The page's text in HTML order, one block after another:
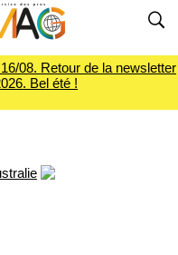
08. Retour de la newsletter
Bel été !